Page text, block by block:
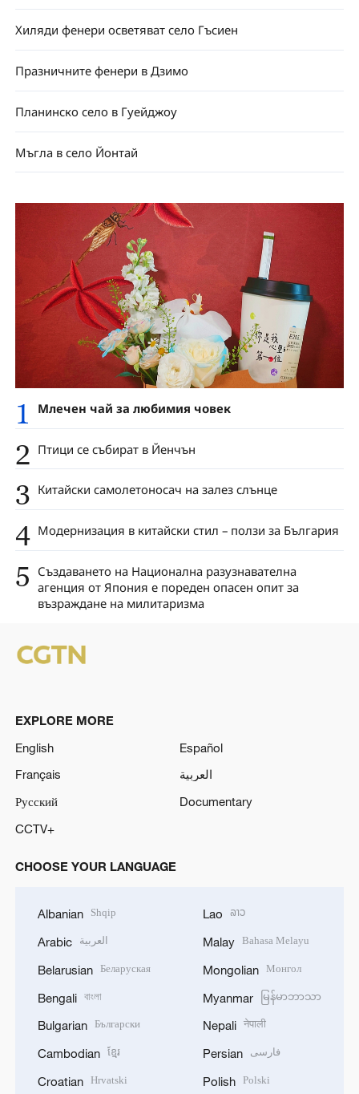
Хиляди фенери осветяват село Гъсиен
Празничните фенери в Дзимо
Планинско село в Гуейджоу
Мъгла в село Йонтай
1 Млечен чай за любимия човек
2 Птици се събират в Йенчън
3 Китайски самолетоносач на залез слънце
4 Модернизация в китайски стил – ползи за България
5 Създаването на Национална разузнавателна
агенция от Япония е пореден опасен опит за
възраждане на милитаризма
EXPLORE MORE
English
Español
Français
العربية
Русский
Documentary
CCTV+
CHOOSE YOUR LANGUAGE
Albanian Shqip
Arabic العربية
Belarusian Беларуская
Bengali বাংলা
Bulgarian Български
Cambodian ខ្មែរ
Croatian Hrvatski
Lao ລາວ
Malay Bahasa Melayu
Mongolian Монгол
Myanmar မြန်မာဘာသာ
Nepali नेपाली
Persian فارسی
Polish Polski